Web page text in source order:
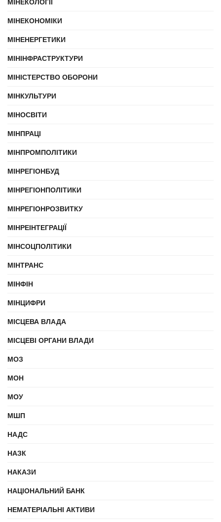
МІНЕКОНОМІКИ
МІНЕНЕРГЕТИКИ
МІНІНФРАСТРУКТУРИ
МІНІСТЕРСТВО ОБОРОНИ
МІНКУЛЬТУРИ
МІНОСВІТИ
МІНПРАЦІ
МІНПРОМПОЛІТИКИ
МІНРЕГІОНБУД
МІНРЕГІОНПОЛІТИКИ
МІНРЕГІОНРОЗВИТКУ
МІНРЕІНТЕГРАЦІЇ
МІНСОЦПОЛІТИКИ
МІНТРАНС
МІНФІН
МІНЦИФРИ
МІСЦЕВА ВЛАДА
МІСЦЕВІ ОРГАНИ ВЛАДИ
МОЗ
МОН
МОУ
МШП
НАДС
НАЗК
НАКАЗИ
НАЦІОНАЛЬНИЙ БАНК
НЕМАТЕРІАЛЬНІ АКТИВИ